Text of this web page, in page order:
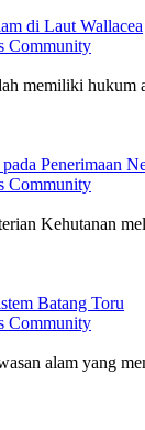
di Laut Wallacea
Community
memiliki hukum
Penerimaan
Community
Kehutanan
Batang Toru
Community
alam yang